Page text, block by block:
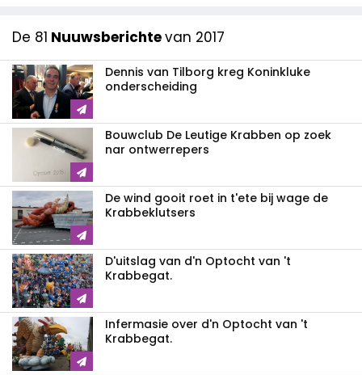
De 81 Nuuwsberichtevan 2017
Dennis van Tilborg kreg Koninkluke
onderscheiding
Bouwclub De Leutige Krabben op zoek
nar ontwerrepers
De wind gooit roet in t'ete bij wage de
Krabbeklutsers
D'uitslag van d'n Optocht van 't
Krabbegat.
Infermasie over d'n Optocht van 't
Krabbegat.